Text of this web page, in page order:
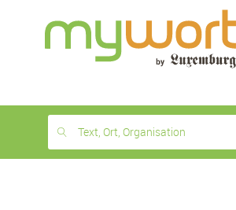
month
free
Text, Ort, Organisation